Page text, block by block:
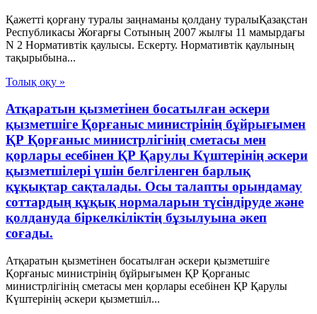
Қажетті қорғану туралы заңнаманы қолдану туралыҚазақстан
Республикасы Жоғарғы Сотының 2007 жылғы 11 мамырдағы
N 2 Нормативтік қаулысы. Ескерту. Нормативтік қаулының
тақырыбына...
Толық оқу »
Атқаратын қызметінен босатылған әскери
қызметшіге Қорғаныс министрінің бұйрығымен
ҚР Қорғаныс министрлігінің сметасы мен
қорлары есебінен ҚР Қарулы Күштерінің әскери
қызметшілері үшін белгіленген барлық
құқықтар сақталады. Осы талапты орындамау
соттардың құқық нормаларын түсіндіруде және
қолдануда біркелкіліктің бұзылуына әкеп
соғады.
Атқаратын қызметінен босатылған әскери қызметшіге
Қорғаныс министрінің бұйрығымен ҚР Қорғаныс
министрлігінің сметасы мен қорлары есебінен ҚР Қарулы
Күштерінің әскери қызметшіл...